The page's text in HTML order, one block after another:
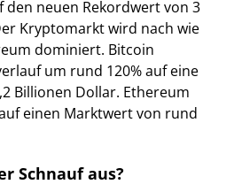
neuen Rekordwert von 3
Kryptomarkt wird nach wie
dominiert. Bitcoin
um rund 120% auf eine
Billionen Dollar. Ethereum
einen Marktwert von rund
Schnauf aus?